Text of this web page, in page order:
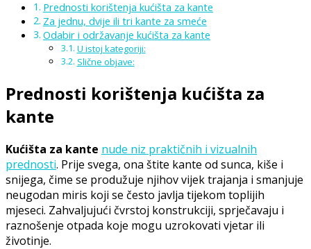
Prednosti korištenja kućišta za kante
Za jednu, dvije ili tri kante za smeće
Odabir i održavanje kućišta za kante
U istoj kategoriji:
Slične objave:
Prednosti korištenja kućišta za
kante
Kućišta za kante nude niz praktičnih i vizualnih
prednosti. Prije svega, ona štite kante od sunca, kiše i
snijega, čime se produžuje njihov vijek trajanja i smanjuje
neugodan miris koji se često javlja tijekom toplijih
mjeseci. Zahvaljujući čvrstoj konstrukciji, sprječavaju i
raznošenje otpada koje mogu uzrokovati vjetar ili
životinje.